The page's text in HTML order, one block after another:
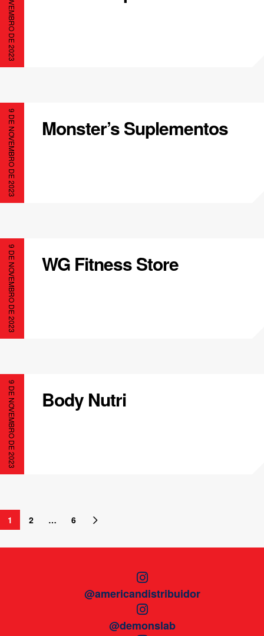
9 DE NOVEMBRO DE 2023 Monster’s Suplementos
9 DE NOVEMBRO DE 2023 WG Fitness Store
9 DE NOVEMBRO DE 2023 Body Nutri
1 2 … 6
@americandistribuidor
@demonslab